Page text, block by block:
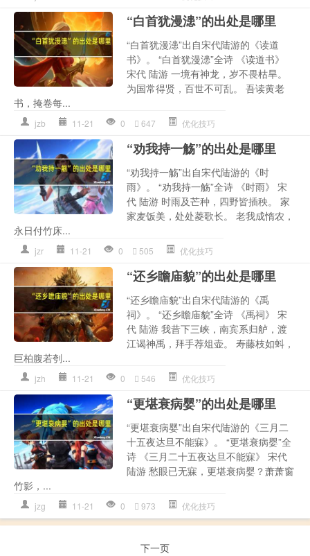
“白首犹漫漶”的出处是哪里
“白首犹漫漶”出自宋代陆游的《读道
书》。 “白首犹漫漶”全诗 《读道书》
宋代 陆游 一境有神龙，岁不畏枯旱。
为国常得贤，百世不可乱。 吾读黄老
书，掩卷每...
jzb 11-21 0 647 优化技巧
“劝我持一觞”的出处是哪里
“劝我持一觞”出自宋代陆游的《时
雨》。 “劝我持一觞”全诗 《时雨》 宋
代 陆游 时雨及芒种，四野皆插秧。 家
家麦饭美，处处菱歌长。 老我成惰农，
永日付竹床...
jzr 11-21 0 505 优化技巧
“还乡瞻庙貌”的出处是哪里
“还乡瞻庙貌”出自宋代陆游的《禹
祠》。 “还乡瞻庙貌”全诗 《禹祠》 宋
代 陆游 我昔下三峡，南宾系归舻，渡
江谒神禹，拜手荐俎壶。 寿藤枝如蚪，
巨柏腹若刳...
jzh 11-21 0 546 优化技巧
“更堪衰病婴”的出处是哪里
“更堪衰病婴”出自宋代陆游的《三月二
十五夜达旦不能寐》。 “更堪衰病婴”全
诗 《三月二十五夜达旦不能寐》 宋代
陆游 愁眼已无寐，更堪衰病婴？萧萧窗
竹影，...
jzg 11-21 0 973 优化技巧
下一页